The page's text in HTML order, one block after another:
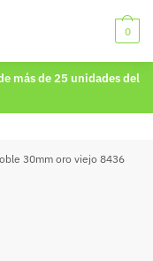
0
más de 25 unidades del
30mm oro viejo 8436